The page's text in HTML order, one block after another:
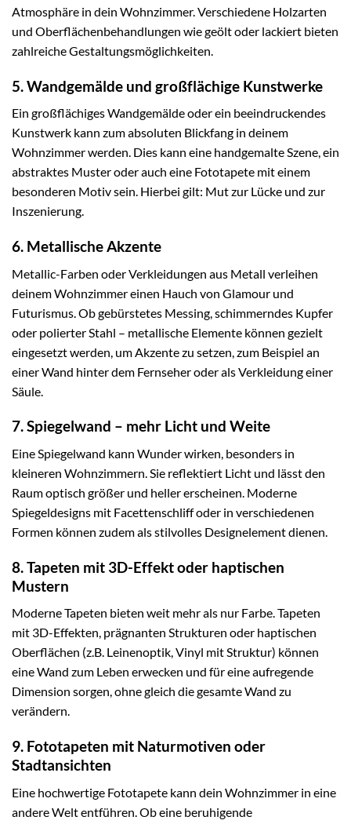
Atmosphäre in dein Wohnzimmer. Verschiedene Holzarten
und Oberflächenbehandlungen wie geölt oder lackiert bieten
zahlreiche Gestaltungsmöglichkeiten.
5. Wandgemälde und großflächige Kunstwerke
Ein großflächiges Wandgemälde oder ein beeindruckendes
Kunstwerk kann zum absoluten Blickfang in deinem
Wohnzimmer werden. Dies kann eine handgemalte Szene, ein
abstraktes Muster oder auch eine Fototapete mit einem
besonderen Motiv sein. Hierbei gilt: Mut zur Lücke und zur
Inszenierung.
6. Metallische Akzente
Metallic-Farben oder Verkleidungen aus Metall verleihen
deinem Wohnzimmer einen Hauch von Glamour und
Futurismus. Ob gebürstetes Messing, schimmerndes Kupfer
oder polierter Stahl – metallische Elemente können gezielt
eingesetzt werden, um Akzente zu setzen, zum Beispiel an
einer Wand hinter dem Fernseher oder als Verkleidung einer
Säule.
7. Spiegelwand – mehr Licht und Weite
Eine Spiegelwand kann Wunder wirken, besonders in
kleineren Wohnzimmern. Sie reflektiert Licht und lässt den
Raum optisch größer und heller erscheinen. Moderne
Spiegeldesigns mit Facettenschliff oder in verschiedenen
Formen können zudem als stilvolles Designelement dienen.
8. Tapeten mit 3D-Effekt oder haptischen
Mustern
Moderne Tapeten bieten weit mehr als nur Farbe. Tapeten
mit 3D-Effekten, prägnanten Strukturen oder haptischen
Oberflächen (z.B. Leinenoptik, Vinyl mit Struktur) können
eine Wand zum Leben erwecken und für eine aufregende
Dimension sorgen, ohne gleich die gesamte Wand zu
verändern.
9. Fototapeten mit Naturmotiven oder
Stadtansichten
Eine hochwertige Fototapete kann dein Wohnzimmer in eine
andere Welt entführen. Ob eine beruhigende